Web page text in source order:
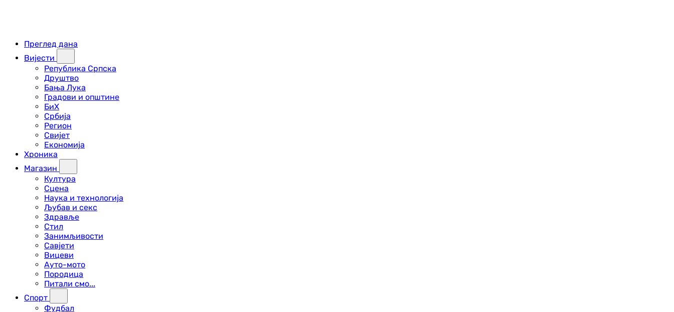
Преглед дана
Вијести
Република Српска
Друштво
Бања Лука
Градови и општине
БиХ
Србија
Регион
Свијет
Економија
Хроника
Магазин
Култура
Сцена
Наука и технологија
Љубав и секс
Здравље
Стил
Занимљивости
Савјети
Вицеви
Ауто-мото
Породица
Питали смо...
Спорт
Фудбал